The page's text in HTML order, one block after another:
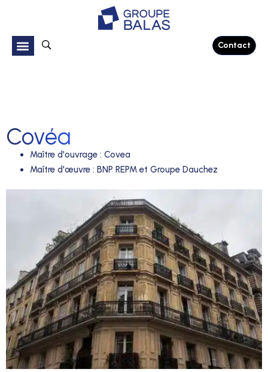
Contact
Covéa
Maître d'ouvrage : Covea
Maître d'œuvre : BNP REPM et Groupe Dauchez